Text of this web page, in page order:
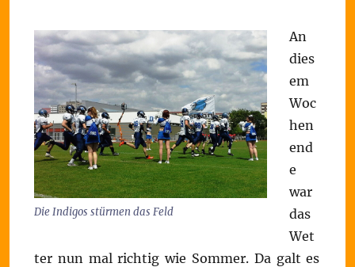
Die Indigos stürmen das Feld
An
dies
em
Woc
hen
end
e
war
das
Wet
ter nun mal richtig wie Sommer. Da galt es